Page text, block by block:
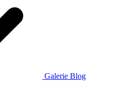
Galerie Blog